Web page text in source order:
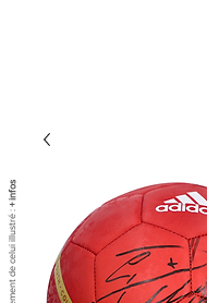
+ infos